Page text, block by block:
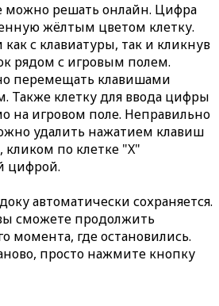
можно решать онлайн. Цифра
жёлтым цветом клетку.
с клавиатуры, так и кликнув
рядом с игровым полем.
перемещать клавишами
Также клетку для ввода цифры
на игровом поле. Неправильно
удалить нажатием клавиш
кликом по клетке "X"
цифрой.
автоматически сохраняется.
сможете продолжить
момента, где остановились.
просто нажмите кнопку